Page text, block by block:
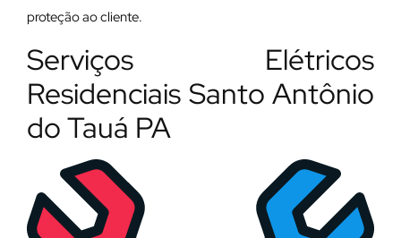
proteção ao cliente.
Serviços Elétricos
Residenciais Santo Antônio
do Tauá PA